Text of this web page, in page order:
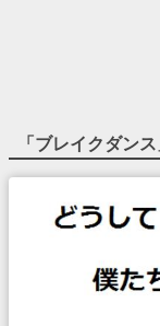
「ブレイクダンス